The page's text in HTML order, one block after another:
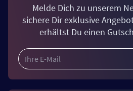
Melde Dich zu unserem
sichere Dir exklusive
erhältst Du einen